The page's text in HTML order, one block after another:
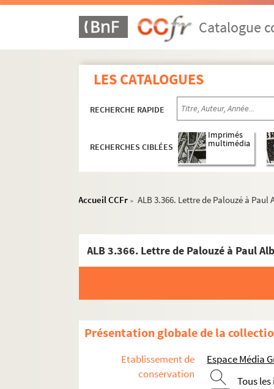
Catalogue
LES CATALOGUES
RECHERCHE RAPIDE
RECHERCHES CIBLÉES
Imprimés
multimédia
Accueil CCFr > ALB 3.366. Lettre de Palouzé à Paul
ALB 3.366. Lettre de Palouzé à Paul
Présentation globale de la
Etablissement de
conservation
Espace Média
Tous
Activités et manifestations félibréennes
ALB 3.1. Carte de Félibre de Paul Albarel
Les dignités du Félibrige
Maintenance du Languedoc
ALB 3.11. Brouillons de Paul Albarel
Correspondance félibréenne de Paul Albarel
C
E